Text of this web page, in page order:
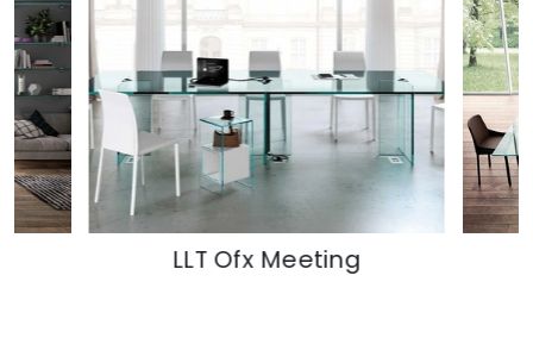
LLT Ofx Meeting